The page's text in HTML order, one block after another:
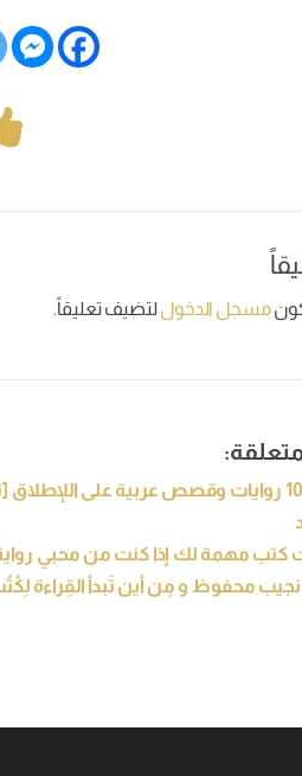
مسجل الدخوللتضيف تعليقاً.
كتب مهمة لك إذا كنت من محبي رواية
محفوظ و مِن أين تَبدأ القِراءة